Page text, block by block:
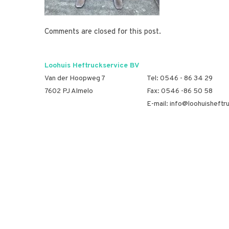
Comments are closed for this post.
Loohuis Heftruckservice BV
Van der Hoopweg 7
7602 PJ Almelo
Tel: 0546 - 86 34 29
Fax: 0546 -86 50 58
E-mail: